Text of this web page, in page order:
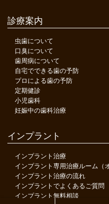
診療案内
虫歯について
口臭について
歯周病について
自宅でできる歯の予防
プロによる歯の予防
定期健診
小児歯科
妊娠中の歯科治療
インプラント
インプラント治療
インプラント専用治療ルーム（
インプラント治療の流れ
インプラントでよくあるご質問
インプラント無料相談